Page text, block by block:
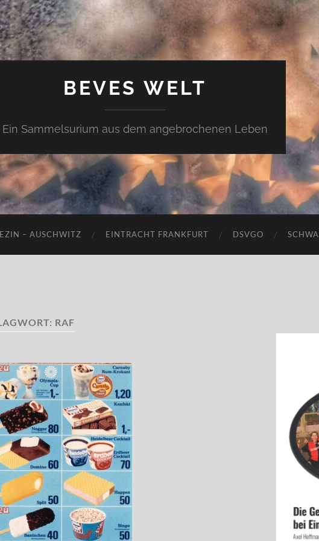
BEVES WELT
Ein Sammelsurium aus dem angebrochenen Leben
– AUSCHWITZ EINTRACHT FRANKFURT DSVGO
RAF